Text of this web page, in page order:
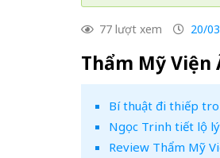
77 lượt xem 20/
Thẩm Mỹ Viện
Bí thuật đi thiếp
Ngọc Trinh tiết lộ
Review Thẩm Mỹ